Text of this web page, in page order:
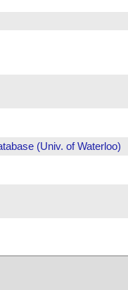
(Univ. of Waterloo)